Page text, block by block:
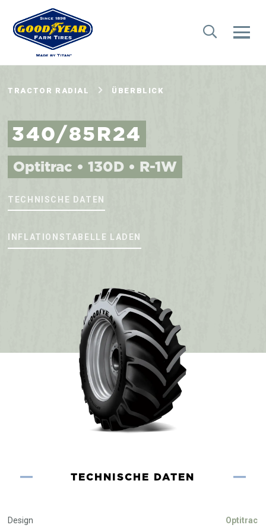
TRACTOR RADIAL ÜBERBLICK
340/85R24
Optitrac • 130D • R-1W
TECHNISCHE DATEN
INFLATIONSTABELLE LADEN
TECHNISCHE DATEN
Design Optitrac